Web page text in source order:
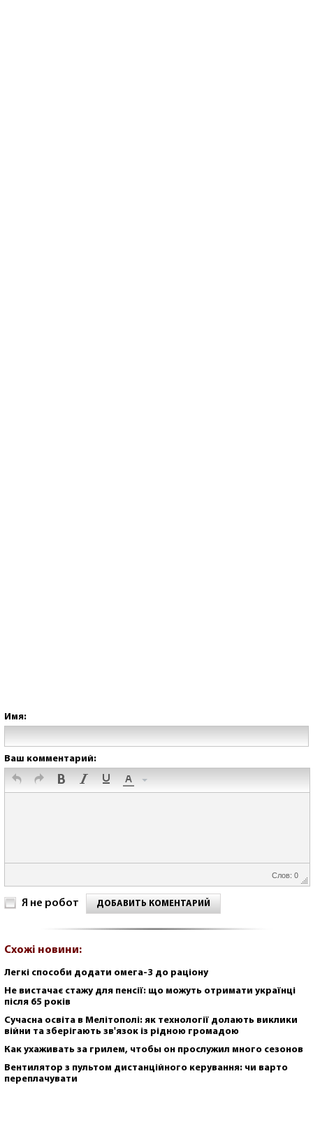
Имя:
Ваш комментарий:
Слов: 0
Я не робот ДОБАВИТЬ КОМЕНТАРИЙ
Схожі новини:
Легкі способи додати омега-3 до раціону
Не вистачає стажу для пенсії: що можуть отримати українці
після 65 років
Сучасна освіта в Мелітополі: як технології долають виклики
війни та зберігають зв'язок із рідною громадою
Как ухаживать за грилем, чтобы он прослужил много сезонов
Вентилятор з пультом дистанційного керування: чи варто
переплачувати